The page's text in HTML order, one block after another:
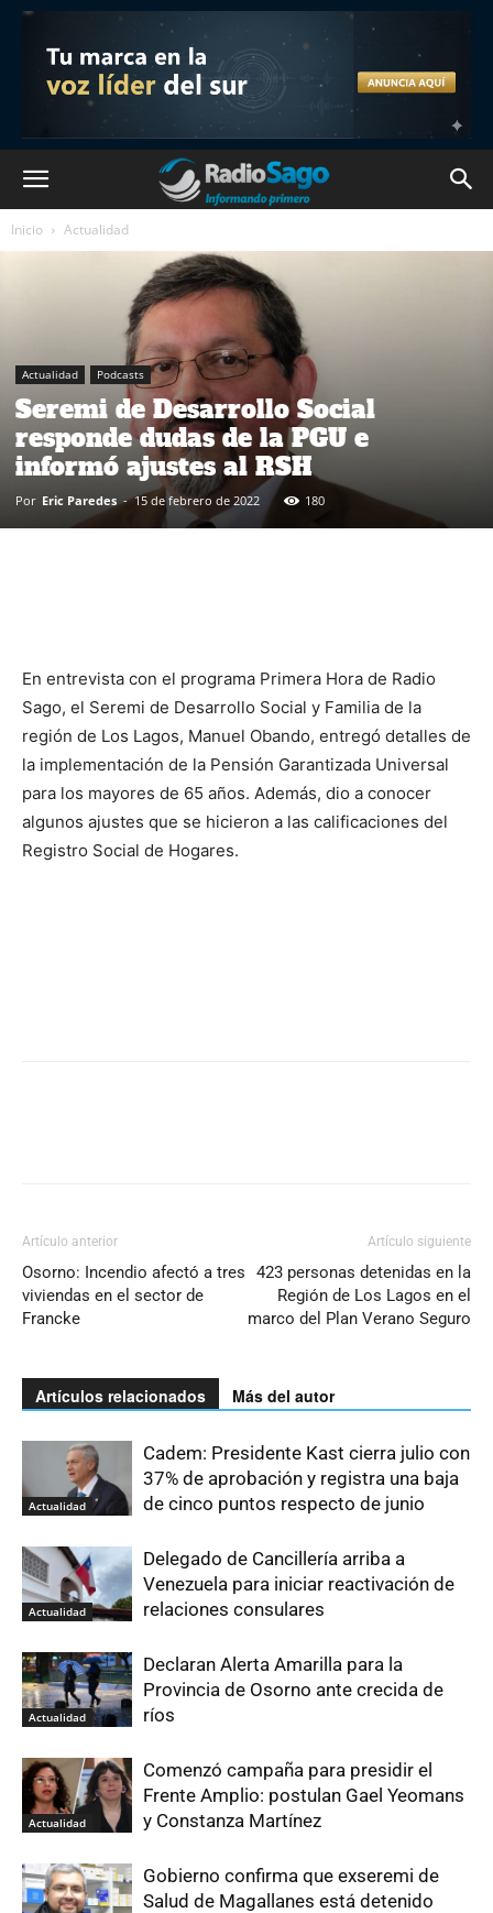
Inicio Actualidad
Actualidad Podcasts
Seremi de Desarrollo Social
responde dudas de la PGU e
informó ajustes al RSH
Por Eric Paredes - 15 de febrero de 2022 180
En entrevista con el programa Primera Hora de Radio
Sago, el Seremi de Desarrollo Social y Familia de la
región de Los Lagos, Manuel Obando, entregó detalles de
la implementación de la Pensión Garantizada Universal
para los mayores de 65 años. Además, dio a conocer
algunos ajustes que se hicieron a las calificaciones del
Registro Social de Hogares.
Artículo anterior
Osorno: Incendio afectó a tres
viviendas en el sector de
Francke
Artículo siguiente
423 personas detenidas en la
Región de Los Lagos en el
marco del Plan Verano Seguro
Artículos relacionados Más del autor
Actualidad
Cadem: Presidente Kast cierra julio con
37% de aprobación y registra una baja
de cinco puntos respecto de junio
Actualidad
Delegado de Cancillería arriba a
Venezuela para iniciar reactivación de
relaciones consulares
Actualidad
Declaran Alerta Amarilla para la
Provincia de Osorno ante crecida de
ríos
Actualidad
Comenzó campaña para presidir el
Frente Amplio: postulan Gael Yeomans
y Constanza Martínez
Gobierno confirma que exseremi de
Salud de Magallanes está detenido